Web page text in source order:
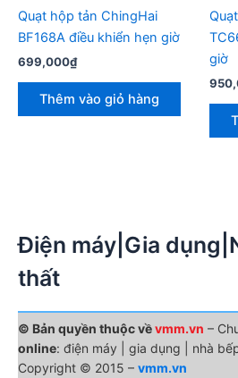
Quạt hộp tản ChingHai
BF168A điều khiển hẹn giờ
699,000₫
Thêm vào giỏ hàng
giờ
Điện máy|Gia
thất
© Bản quyền thuộc vềvmm.vn –
online: điện máy | gia dụng | nhà
Copyright © 2015 – vmm.vn